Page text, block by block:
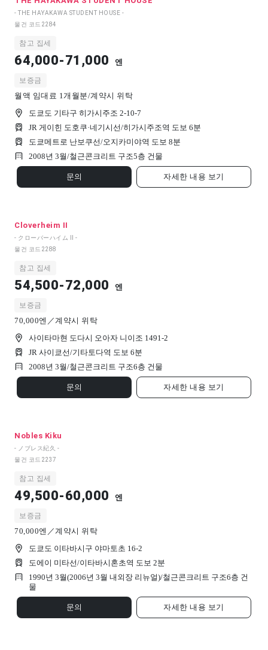
- THE HAYAKAWA STUDENT HOUSE -
물건 코드 2284
참고 집세
64,000-71,000 엔
보증금
월액 임대료 1개월분/계약시 위탁
도쿄도 기타구 히가시주조 2-10-7
JR 게이힌 도호쿠·네기시선/히가시주조역 도보 6분
도쿄메트로 난보쿠선/오지카미야역 도보 8분
2008년 3월/철근콘크리트 구조5층 건물
문의 자세한 내용 보기
Cloverheim II
- クローバーハイム Ⅱ -
물건 코드 2288
참고 집세
54,500-72,000 엔
보증금
70,000엔／계약시 위탁
사이타마현 도다시 오아자 니이조 1491-2
JR 사이쿄선/기타토다역 도보 6분
2008년 3월/철근콘크리트 구조6층 건물
문의 자세한 내용 보기
Nobles Kiku
- ノブレス紀久 -
물건 코드 2237
참고 집세
49,500-60,000 엔
보증금
70,000엔／계약시 위탁
도쿄도 이타바시구 야마토초 16-2
도에이 미타선/이타바시혼초역 도보 2분
1990년 3월(2006년 3월 내외장 리뉴얼)/철근콘크리트 구조6층 건
물
문의 자세한 내용 보기